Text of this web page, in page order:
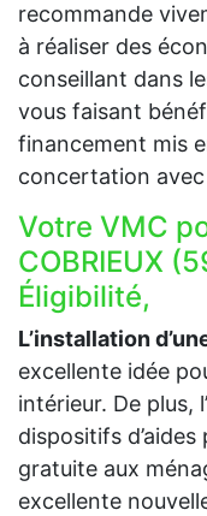
recommande
à réaliser des
conseillant dans
vous faisant
financement mis
concertation avec
Votre VMC
COBRIEUX
Éligibilité,
L’installation
excellente idée
intérieur. De plus,
dispositifs
gratuite aux
excellente